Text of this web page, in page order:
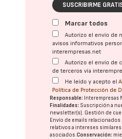
SUSCRIBIRME
Marcar todos
Autorizo el envío de
avisos informativos
interempresas.net
Autorizo el envío de
de terceros vía
He leído y acepto el
Política de Protección de
Responsable: Interempresas
Finalidades: Suscripción a
newsletter(s). Gestión de
Envío de emails relacionados
relativos a intereses similares
asociados.Conservación: